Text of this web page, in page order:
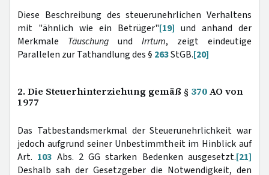
Diese Beschreibung des steuerunehrlichen Verhaltens
mit "ähnlich wie ein Betrüger"[19] und anhand der
Merkmale Täuschung und Irrtum, zeigt eindeutige
Parallelen zur Tathandlung des § 263StGB.[20]
2. Die Steuerhinterziehung gemäß § 370AO von
1977
Das Tatbestandsmerkmal der Steuerunehrlichkeit war
jedoch aufgrund seiner Unbestimmtheit im Hinblick auf
Art. 103 Abs. 2 GG starken Bedenken ausgesetzt.[21]
Deshalb sah der Gesetzgeber die Notwendigkeit, den